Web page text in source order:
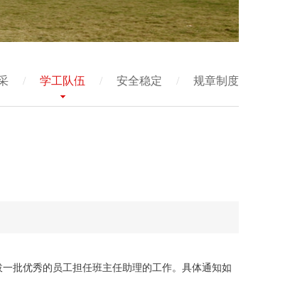
/ 学工队伍 / 安全稳定 / 规章制度
批优秀的员工担任班主任助理的工作。具体通知如